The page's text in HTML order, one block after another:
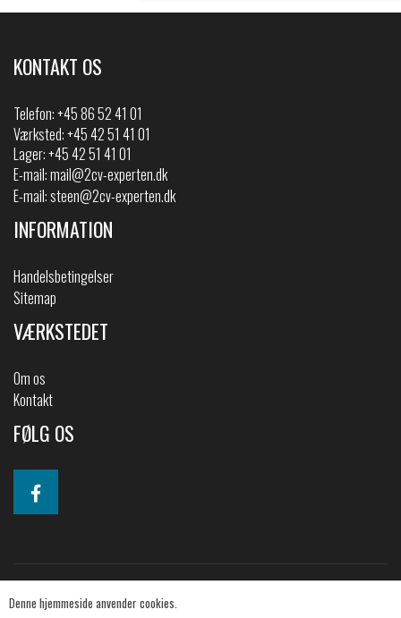
Denne hjemmeside anvender cookies.
KONTAKT OS
Telefon:+45 86 52 41 01
Værksted: +45 42 51 41 01
Lager: +45 42 51 41 01
E-mail:mail@2cv-experten.dk
E-mail:steen@2cv-experten.dk
INFORMATION
Handelsbetingelser
Sitemap
VÆRKSTEDET
Om os
Kontakt
FØLG OS
© 2019 2CV-shoppen. All Rights Reserved.